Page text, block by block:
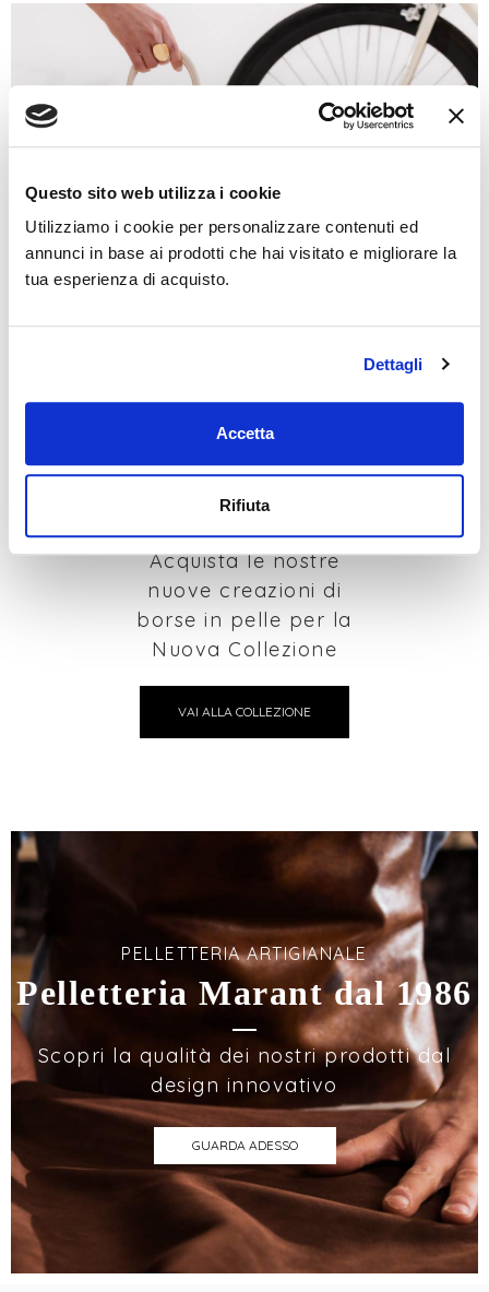
Questo sito web utilizza i cookie
Utilizziamo i cookie per personalizzare contenuti ed
annunci in base ai prodotti che hai visitato e migliorare la
tua esperienza di acquisto.
Dettagli
Accetta
Rifiuta
Collezione 2026
Acquista le nostre
nuove creazioni di
borse in pelle per la
Nuova Collezione
VAI ALLA COLLEZIONE
PELLETTERIA ARTIGIANALE
Pelletteria Marant dal 1986
Scopri la qualità dei nostri prodotti dal
design innovativo
GUARDA ADESSO